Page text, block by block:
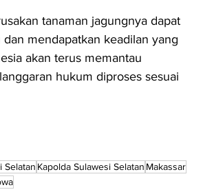
tanaman jagungnya dapat
mendapatkan keadilan yang
akan terus memantau
hukum diproses sesuai
Selatan Kapolda Sulawesi Selatan Makassar